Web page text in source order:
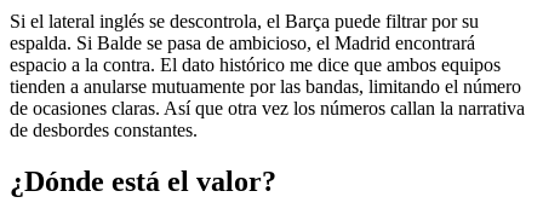
Si el lateral inglés se descontrola, el Barça puede filtrar por su
espalda. Si Balde se pasa de ambicioso, el Madrid encontrará
espacio a la contra. El dato histórico me dice que ambos equipos
tienden a anularse mutuamente por las bandas, limitando el número
de ocasiones claras. Así que otra vez los números callan la narrativa
de desbordes constantes.
¿Dónde está el valor?